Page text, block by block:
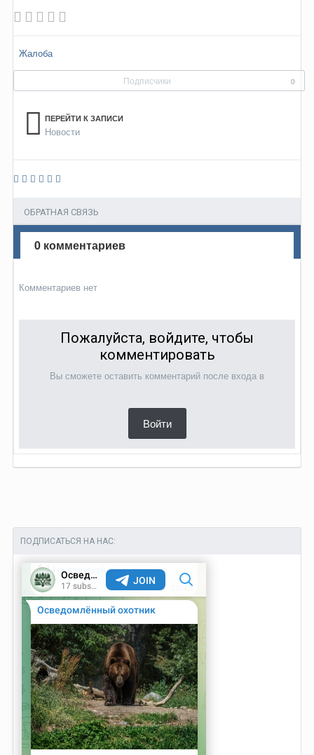
Жалоба
Подписчики 0
ПЕРЕЙТИ К ЗАПИСИ
Новости
ОБРАТНАЯ СВЯЗЬ
0 комментариев
Комментариев нет
Пожалуйста, войдите, чтобы
комментировать
Вы сможете оставить комментарий после входа в
Войти
ПОДПИСАТЬСЯ НА НАС: